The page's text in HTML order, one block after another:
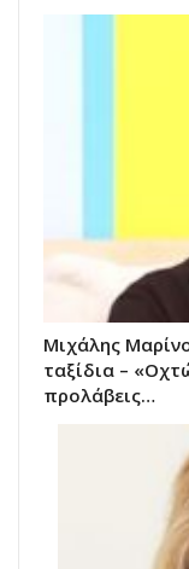
Μιχάλης
ταξίδια –
προλάβεις…